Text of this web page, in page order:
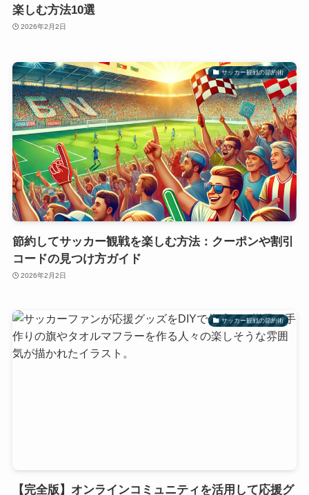
楽しむ方法10選
2026年2月2日
サッカー観戦の節約術
節約してサッカー観戦を楽しむ方法：クーポンや割引
コードの見つけ方ガイド
2026年2月2日
サッカー観戦の節約術
【完全版】オンラインコミュニティを活用して応援グ